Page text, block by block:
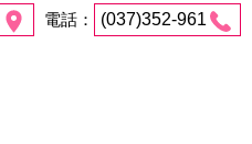
電話：
(037)352-961